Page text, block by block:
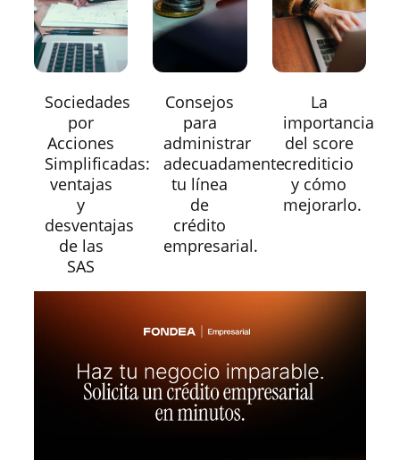
Sociedades
por
Acciones
Simplificadas:
ventajas
y
desventajas
de las
SAS
Consejos
para
administrar
adecuadamente
tu línea
de
crédito
empresarial.
La
importancia
del score
crediticio
y cómo
mejorarlo.